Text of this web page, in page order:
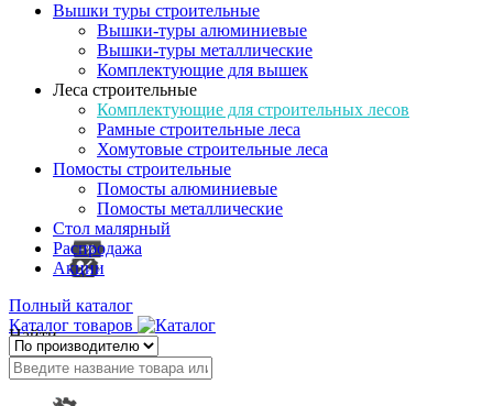
Вышки туры строительные
Вышки-туры алюминиевые
Вышки-туры металлические
Комплектующие для вышек
Леса строительные
Комплектующие для строительных лесов
Рамные строительные леса
Хомутовые строительные леса
Помосты строительные
Помосты алюминиевые
Помосты металлические
Стол малярный
Распродажа
Акции
Полный каталог
Каталог товаров
Найти